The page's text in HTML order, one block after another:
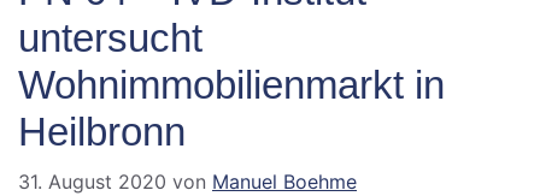
untersucht
Wohnimmobilienmarkt in
Heilbronn
31. August 2020 von Manuel Boehme